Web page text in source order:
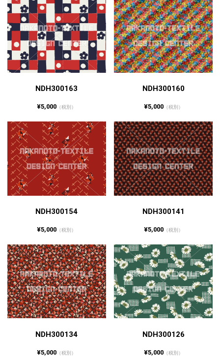
NDH300163
¥5,000 （税別）
NDH300160
¥5,000（税別）
NDH300154
¥5,000 （税別）
NDH300141
¥5,000（税別）
NDH300134
¥5,000 （税別）
NDH300126
¥5,000（税別）